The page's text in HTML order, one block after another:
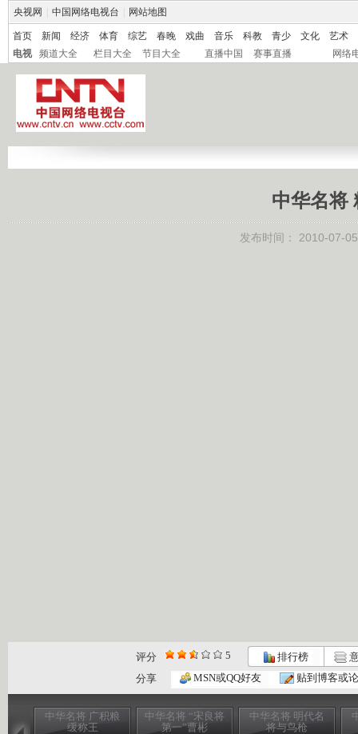
央视网 中国网络电视台 网站地图
首页 新闻 经济 体育 综艺 春晚 戏曲 音乐 科教 青少 文化
艺术
电视
频道大全 栏目大全 节目大全 直播中国 赛事直播 网络
中华名将
发布时间： 2010-07-
评分 5 排行榜
分享
MSN或QQ好友 贴到博客或
中华名将 广积粮
缓称王
中华名将 “宋良将
第一”曹彬
中华名将 明代名
将与鸟枪